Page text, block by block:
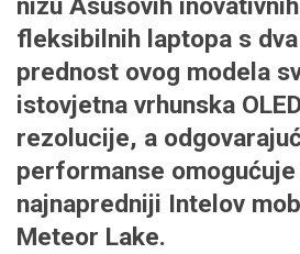
fleksibilnih laptopa s
prednost ovog modela
istovjetna vrhunska
rezolucije, a
performanse
najnapredniji Intelov
Meteor Lake.